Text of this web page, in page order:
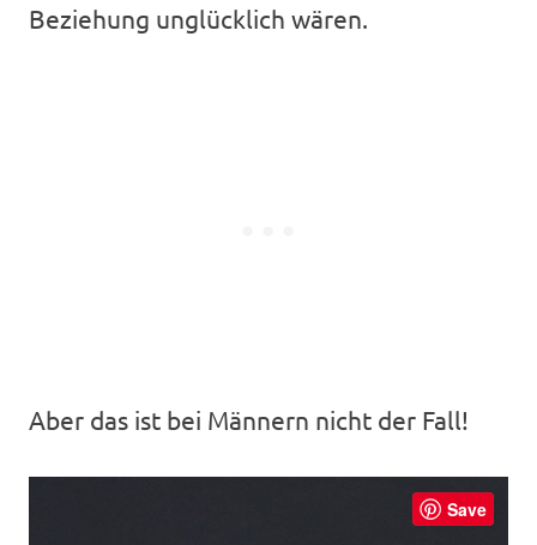
Beziehung unglücklich wären.
Aber das ist bei Männern nicht der Fall!
Save